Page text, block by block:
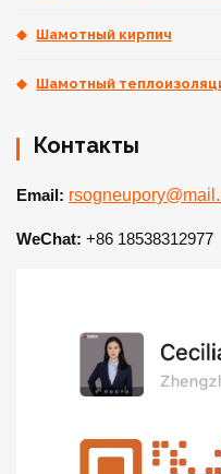
Шамотный кирпич
Шамотный
Контакты
Email:
WeChat: +86 18538312977